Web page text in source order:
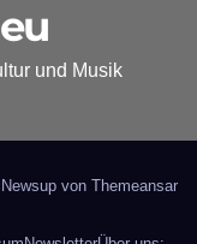
und Musik
von Themeansar